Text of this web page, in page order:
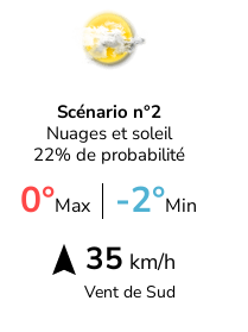
Scénario n°2
Nuages et soleil
22% de probabilité
0°Max -2°Min
35 km/h
Vent deSud